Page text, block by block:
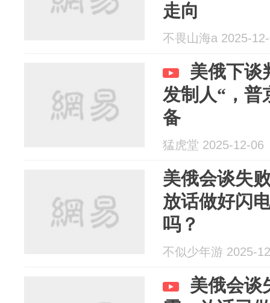
走向
不畏山海a 2025-
美俄下谈
发制人“，普
备
猛虎堂 2025-12-06
美俄会谈失
放话做好闪
吗？
不似少年游 2025-
美俄会谈